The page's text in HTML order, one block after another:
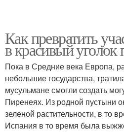
Как превратить
в красивый
Пока в Средние века Европа,
небольшие государства,
мусульмане смогли создать
Пиренеях. Из родной пустыни
зеленой растительности, в то
Испания в то время была